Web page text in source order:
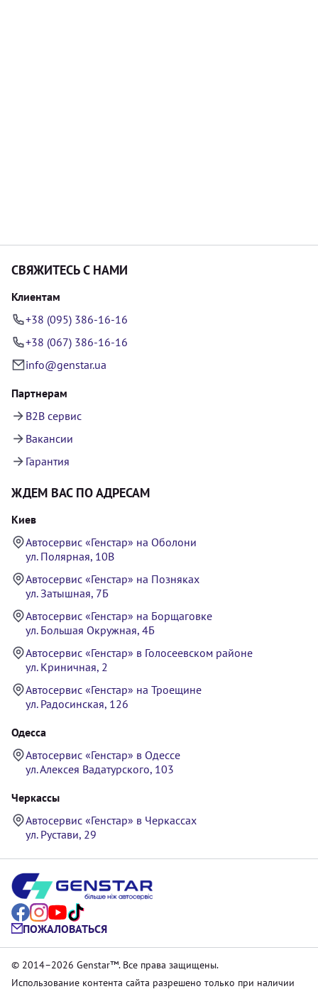
СВЯЖИТЕСЬ С НАМИ
Клиентам
+38 (095) 386-16-16
+38 (067) 386-16-16
info@genstar.ua
Партнерам
B2B сервис
Вакансии
Гарантия
ЖДЕМ ВАС ПО АДРЕСАМ
Киев
Автосервис «Генстар» на Оболони
ул. Полярная, 10В
Автосервис «Генстар» на Позняках
ул. Затышная, 7Б
Автосервис «Генстар» на Борщаговке
ул. Большая Окружная, 4Б
Автосервис «Генстар» в Голосеевском районе
ул. Криничная, 2
Автосервис «Генстар» на Троещине
ул. Радосинская, 126
Одесса
Автосервис «Генстар» в Одессе
ул. Алексея Вадатурского, 103
Черкассы
Автосервис «Генстар» в Черкассах
ул. Рустави, 29
ПОЖАЛОВАТЬСЯ
© 2014–2026 Genstar™. Все права защищены.
Использование контента сайта разрешено только при наличии